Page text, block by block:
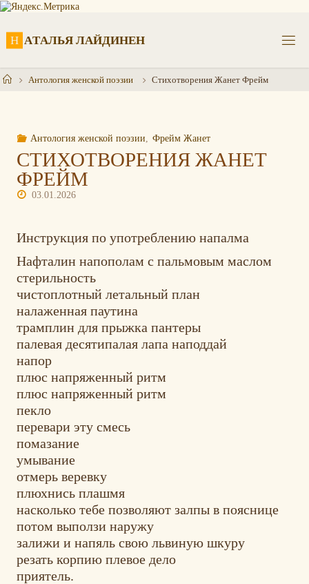
Перейти
Н АТАЛЬЯ ЛАЙДИНЕН
ГлавнаяАнтология женской поэзии Стихотворения Жанет Фрейм
Антология женской поэзии Фрейм Жанет
СТИХОТВОРЕНИЯ ЖАНЕТ
ФРЕЙМ
03.01.2026
Инструкция по употреблению напалма
Нафталин напополам с пальмовым маслом
стерильность
чистоплотный летальный план
налаженная паутина
трамплин для прыжка пантеры
палевая десятипалая лапа наподдай
напор
плюс напряженный ритм
плюс напряженный ритм
пекло
перевари эту смесь
помазание
умывание
отмерь веревку
плюхнись плашмя
насколько тебе позволяют залпы в пояснице
потом выползи наружу
залижи и напяль свою львиную шкуру
резать корпию плевое дело
приятель.